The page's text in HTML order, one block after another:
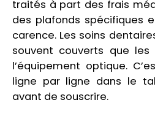
traités à part des frais
des plafonds spécifiques
carence. Les soins
souvent couverts que
l’équipement optique.
ligne par ligne dans le
avant de souscrire.